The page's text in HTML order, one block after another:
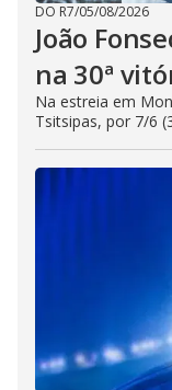
DO R7/05/08/2026
João
na 30ª
Na estreia em
Tsitsipas, por 7/6